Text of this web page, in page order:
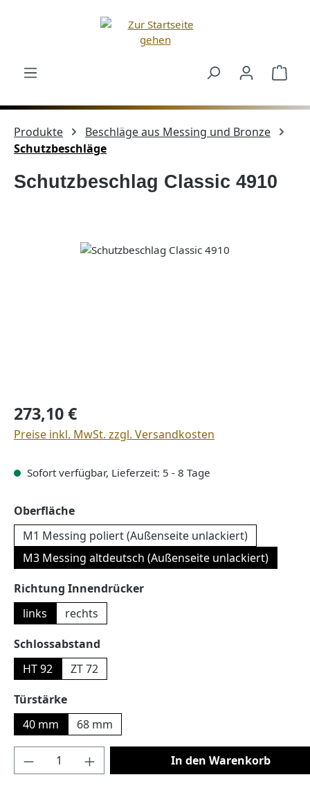
Zum Hauptinhalt springen
Produkte
Beschläge aus Messing und Bronze
Schutzbeschläge
Schutzbeschlag Classic 4910
Bildergalerie überspringen
Regulärer Preis:
273,10 €
Preise inkl. MwSt. zzgl. Versandkosten
Sofort verfügbar, Lieferzeit: 5 - 8 Tage
Oberflächeauswählen
M1 Messing poliert (Außenseite unlackiert)
M3 Messing altdeutsch (Außenseite unlackiert)
Richtung Innendrückerauswählen
links
rechts
Schlossabstand
HT 92
ZT 72
Türstärkeauswählen
40 mm
68 mm
Produkt Anzahl: Gib den gewünschten
In den Warenkorb